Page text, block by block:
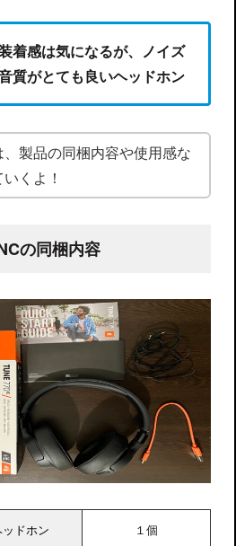
着感は気になるが、ノイズ
質がとても良いヘッドホン
、製品の同梱内容や使用感な
くよ！
の同梱内容
ドホン １個